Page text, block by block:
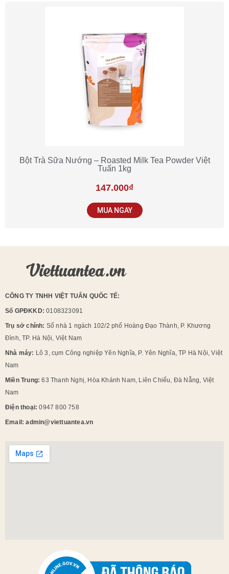
Bột Trà Sữa Nướng – Roasted Milk Tea Powder Việt
Tuấn 1kg
147.000₫
MUA NGAY
CÔNG TY TNHH VIỆT TUẤN QUỐC TẾ:
Số GPĐKKD: 0108323091
Trụ sở chính: Số nhà 1 ngách 102/2 phố Hoàng Đạo Thành, P. Khương
Đình, TP. Hà Nội, Việt Nam
Nhà máy: Lô 3, cụm Công nghiệp Yên Nghĩa, P. Yên Nghĩa, TP Hà Nội, Việt
Nam
Miền Trung:63 Thanh Nghị, Hòa Khánh Nam, Liên Chiểu, Đà Nẵng, Việt
Nam
Điện thoại:0947 800 758
Email: admin@viettuantea.vn